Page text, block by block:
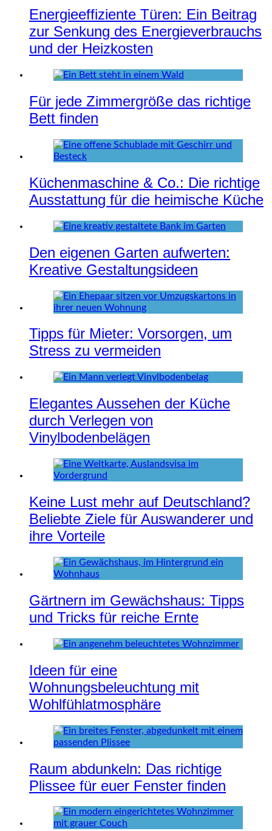
Energieeffiziente Türen: Ein Beitrag
zur Senkung des Energieverbrauchs
und der Heizkosten
Für jede Zimmergröße das richtige
Bett finden
Küchenmaschine & Co.: Die richtige
Ausstattung für die heimische Küche
Den eigenen Garten aufwerten:
Kreative Gestaltungsideen
Tipps für Mieter: Vorsorgen, um
Stress zu vermeiden
Elegantes Aussehen der Küche
durch Verlegen von
Vinylbodenbelägen
Keine Lust mehr auf Deutschland?
Beliebte Ziele für Auswanderer und
ihre Vorteile
Gärtnern im Gewächshaus: Tipps
und Tricks für reiche Ernte
Ideen für eine
Wohnungsbeleuchtung mit
Wohlfühlatmosphäre
Raum abdunkeln: Das richtige
Plissee für euer Fenster finden